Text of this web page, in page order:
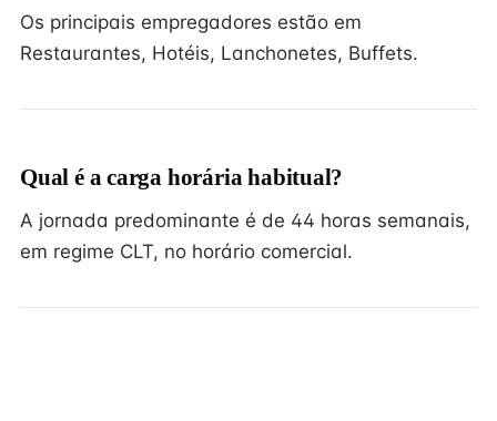
Os principais empregadores estão em
Restaurantes, Hotéis, Lanchonetes, Buffets.
Qual é a carga horária habitual?
A jornada predominante é de 44 horas semanais,
em regime CLT, no horário comercial.